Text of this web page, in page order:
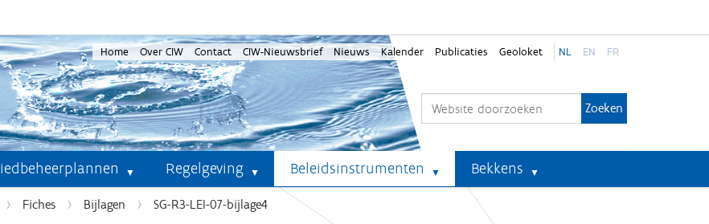
Home Over CIW Contact CIW-Nieuwsbrief Nieuws Kalender Publicaties Geoloket NL EN FR
Regelgeving Beleidsinstrumenten Bekkens
Fiches Bijlagen SG-R3-LEI-07-bijlage4